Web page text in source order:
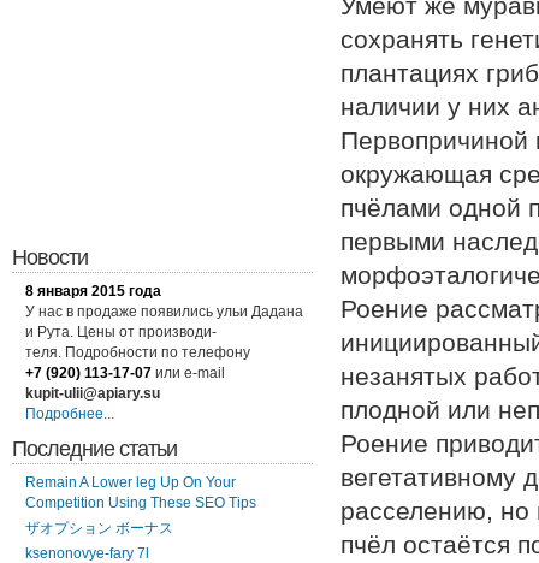
сохранять
плантациях
наличии у них
Первопричиной
окружающая
пчёлами одной
первыми
Роение
незанятых
плодной или
Роение
вегетативному
расселению, но
пчёл остаётся
Новости
8 января 2015 года
У нас в продаже появились ульи Дадана
и Рута. Цены от производи-
теля. Подробности по телефону
+7 (920) 113-17-07 или e-mail
kupit-ulii@apiary.su
Подробнее...
Последние статьи
Remain A Lower leg Up On Your
Competition Using These SEO Tips
ザオプション ボーナス
ksenonovye-fary 7l